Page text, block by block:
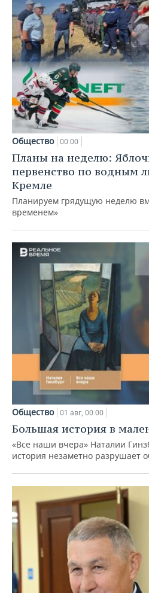
Общество 00:00
Планы на неделю:
первенство по водным
Кремле
Планируем грядущую неделю
временем»
Общество 01 авг, 00:00
Большая история в
«Все наши вчера» Наталии
история незаметно разрушает